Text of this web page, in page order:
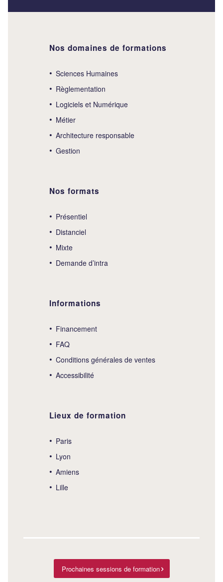
Nos domaines de formations
Sciences Humaines
Règlementation
Logiciels et Numérique
Métier
Architecture responsable
Gestion
Nos formats
Présentiel
Distanciel
Mixte
Demande d’intra
Informations
Financement
FAQ
Conditions générales de ventes
Accessibilité
Lieux de formation
Paris
Lyon
Amiens
Lille
Prochaines sessions de formation